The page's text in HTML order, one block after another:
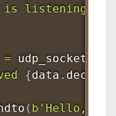
is listening...'
= udp_socket
{data . decode
( b'Hello,